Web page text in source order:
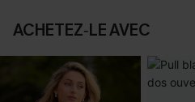
ACHETEZ‑LE AVEC